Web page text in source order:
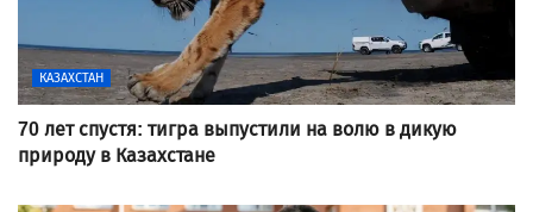
КАЗАХСТАН
70 лет спустя: тигра выпустили на волю в дикую
природу в Казахстане